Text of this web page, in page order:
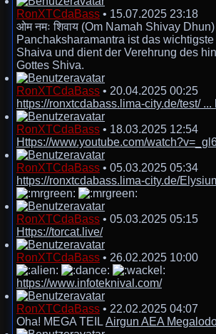
RonXTCdaBass • 15.07.2025 23:18
ओम नमः शिवाय (Om Namah Shivay
Panchaksharamantra ist das
Shaiva und dient der Verehrung des
Gottes Shiva.
RonXTCdaBass • 20.04.2025 00:25
https://ronxtcdabass.lima-city.de/test/
RonXTCdaBass • 18.03.2025 12:54
Https://www.youtube.com/
RonXTCdaBass • 05.03.2025 05:34
https://ronxtcdabass.lima-city.de/
RonXTCdaBass • 05.03.2025 05:15
Https://torcat.live/
RonXTCdaBass • 26.02.2025 10:00
https://www.infoteknival.com/
RonXTCdaBass • 22.02.2025 04:07
Oha! MEGA TEIL Airgun AEA